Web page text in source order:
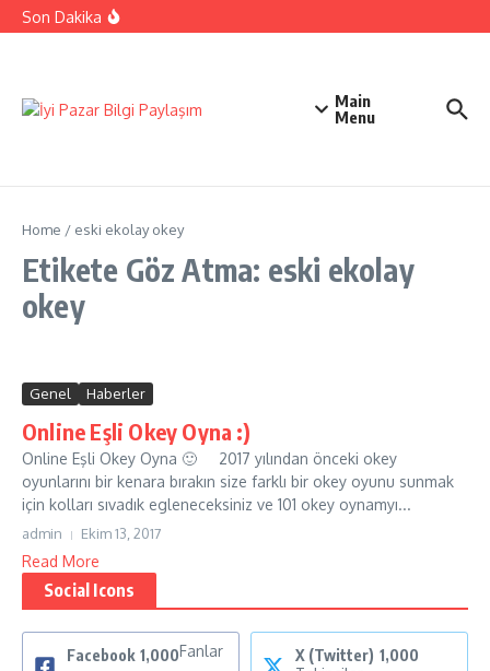
İçeriğe atla
Son Dakika
Kıbrıs Barış Harekatı Nasıl Yapıldı
Main
Menu
Home / eski ekolay okey
Etikete Göz Atma: eski ekolay
okey
Genel Haberler
Online Eşli Okey Oyna :)
Online Eşli Okey Oyna 🙂 2017 yılından önceki okey
oyunlarını bir kenara bırakın size farklı bir okey oyunu sunmak
için kolları sıvadık egleneceksiniz ve 101 okey oynamyı...
admin Ekim 13, 2017
Read More
Social Icons
Facebook 1,000Fanlar
X (Twitter) 1,000